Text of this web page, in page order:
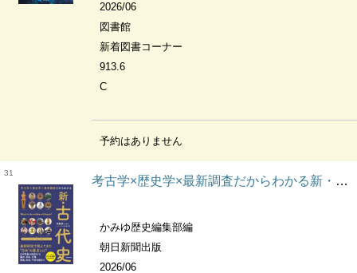
2026/06
図書館
新着図書コーナー
913.6
C
予約はありません
31
考古学×歴史学×最新調査だからわかる新・古代史 だからわかるシリーズ
かみゆ歴史編集部編
朝日新聞出版
2026/06